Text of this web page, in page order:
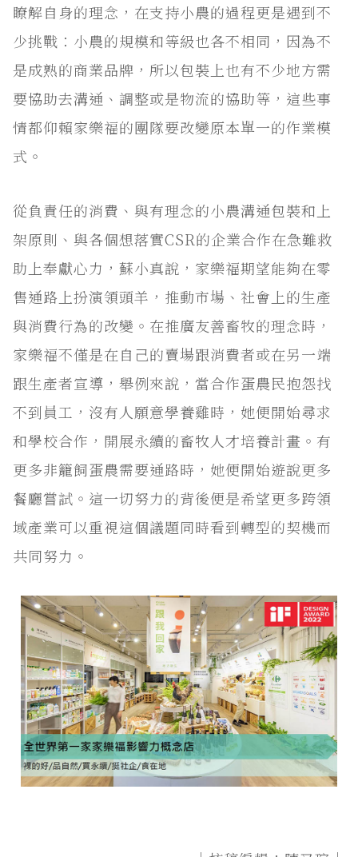
瞭解自身的理念，在支持小農的過程更是遇到不
少挑戰：小農的規模和等級也各不相同，因為不
是成熟的商業品牌，所以包裝上也有不少地方需
要協助去溝通、調整或是物流的協助等，這些事
情都仰賴家樂福的團隊要改變原本單一的作業模
式。
從負責任的消費、與有理念的小農溝通包裝和上
架原則、與各個想落實CSR的企業合作在急難救
助上奉獻心力，蘇小真說，家樂福期望能夠在零
售通路上扮演領頭羊，推動市場、社會上的生產
與消費行為的改變。在推廣友善畜牧的理念時，
家樂福不僅是在自己的賣場跟消費者或在另一端
跟生產者宣導，舉例來說，當合作蛋農民抱怨找
不到員工，沒有人願意學養雞時，她便開始尋求
和學校合作，開展永續的畜牧人才培養計畫。有
更多非籠飼蛋農需要通路時，她便開始遊說更多
餐廳嘗試。這一切努力的背後便是希望更多跨領
域產業可以重視這個議題同時看到轉型的契機而
共同努力。